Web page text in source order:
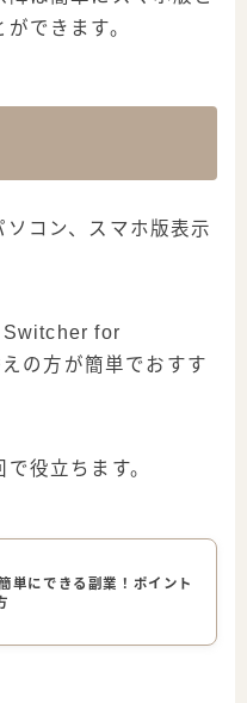
できます。
コン、スマホ版表示
Switcher for
の方が簡単でおすす
役立ちます。
単にできる副業！ポイント